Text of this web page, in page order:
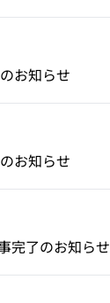
お知らせ
お知らせ
完了のお知らせ